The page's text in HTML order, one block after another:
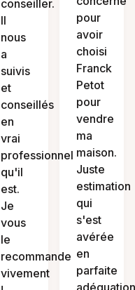
conseiller.
Il
nous
a
suivis
et
conseillés
en
vrai
professionnel
qu'il
est.
Je
vous
le
recommande
vivement
pour
avoir
choisi
Franck
Petot
pour
vendre
ma
maison.
Juste
estimation
qui
s'est
avérée
en
parfaite
adéquation